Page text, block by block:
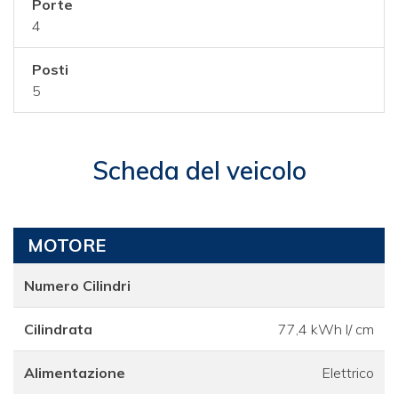
Porte
4
Posti
5
Scheda del veicolo
MOTORE
Numero Cilindri
Cilindrata 77,4 kWh l/ cm
Alimentazione Elettrico